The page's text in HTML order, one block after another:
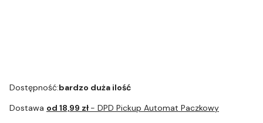
Dostępność:bardzo duża ilość
Dostawa od 18,99 zł - DPD Pickup Automat Paczkowy